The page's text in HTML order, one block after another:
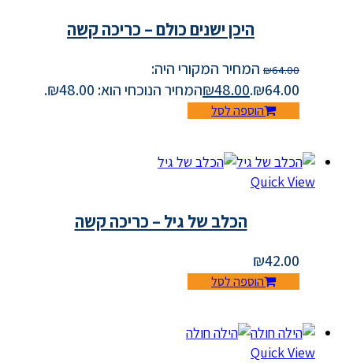
היכן ישנים כולם – כריכה קשה
₪64.00
המחיר המקורי היה:
₪64.00.
₪48.00 המחיר הנוכחי הוא: ₪48.00.
הוספה לסל
Quick View
הכלב של גיל – כריכה קשה
₪42.00
הוספה לסל
Quick View